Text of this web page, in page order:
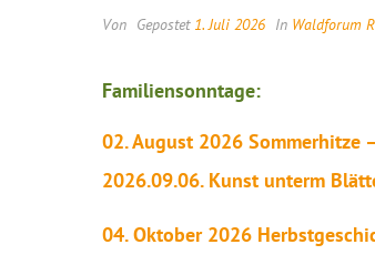
Von Gepostet 1. Juli 2026 In Waldforum
Familiensonntage:
02. August 2026 Sommerhitze
2026.09.06. Kunst unterm
04. Oktober 2026